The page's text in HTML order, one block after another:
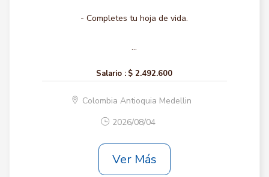
- Completes tu hoja de vida.
...
Salario : $ 2.492.600
Colombia Antioquia Medellin
2026/08/04
Ver Más